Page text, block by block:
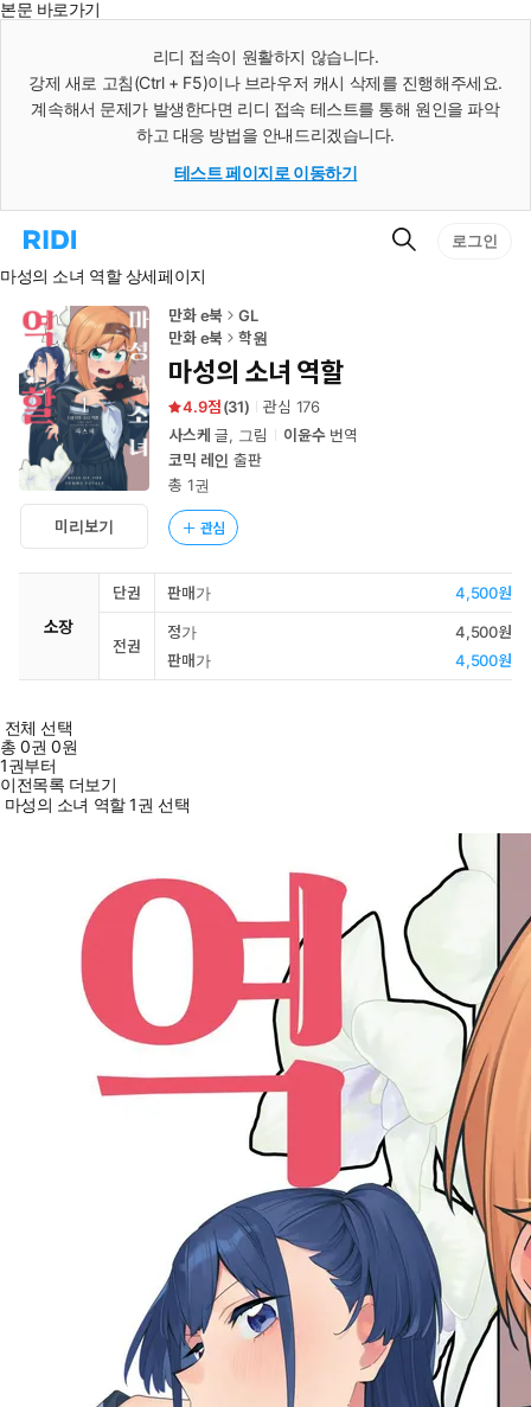
본문 바로가기
리디 접속이 원활하지 않습니다.
강제 새로 고침(Ctrl + F5)이나 브라우저 캐시 삭제를 진행해주세요.
계속해서 문제가 발생한다면 리디 접속 테스트를 통해 원인을 파악
하고 대응 방법을 안내드리겠습니다.
테스트 페이지로 이동하기
리
홈
로
이
동
검
로그인
마성의 소녀 역할 상세페이지
미리보기
만화 e북
GL
만화 e북
학원
마성의 소녀 역할
4.9 (31) 관심 176
사스케 글, 그림 이윤수번역
코믹 레인 출판
총 1권
관심
소장
단권 판매가 4,500원
전권
정가
4,500원
판매가
4,500원
전체 선택
총0권 0원
1권부터
이전목록 더보기
마성의 소녀 역할 1권 선택